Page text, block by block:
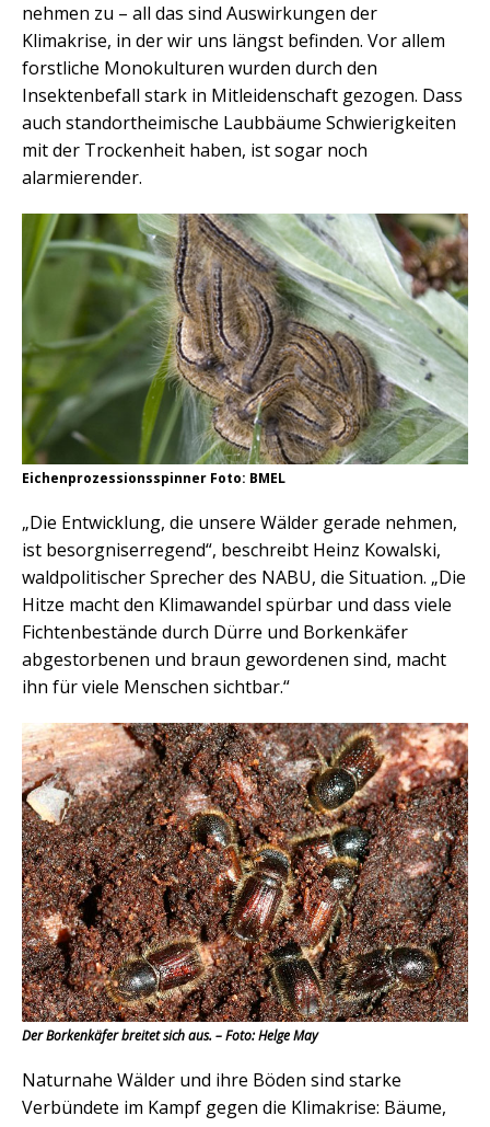
nehmen zu – all das sind Auswirkungen der
Klimakrise, in der wir uns längst befinden. Vor allem
forstliche Monokulturen wurden durch den
Insektenbefall stark in Mitleidenschaft gezogen. Dass
auch standortheimische Laubbäume Schwierigkeiten
mit der Trockenheit haben, ist sogar noch
alarmierender.
Eichenprozessionsspinner Foto: BMEL
„Die Entwicklung, die unsere Wälder gerade nehmen,
ist besorgniserregend“, beschreibt Heinz Kowalski,
waldpolitischer Sprecher des NABU, die Situation. „Die
Hitze macht den Klimawandel spürbar und dass viele
Fichtenbestände durch Dürre und Borkenkäfer
abgestorbenen und braun gewordenen sind, macht
ihn für viele Menschen sichtbar.“
Der Borkenkäfer breitet sich aus. – Foto: Helge May
Naturnahe Wälder und ihre Böden sind starke
Verbündete im Kampf gegen die Klimakrise: Bäume,